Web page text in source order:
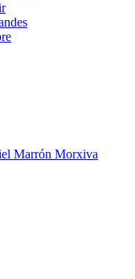
Marrón Morxiva